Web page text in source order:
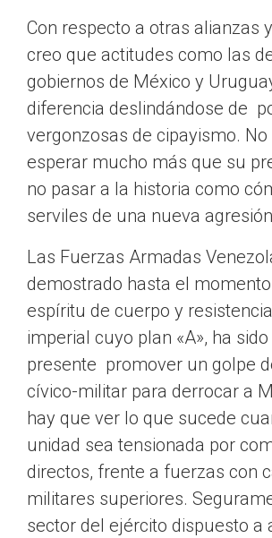
Con respecto a otras alianzas
creo que actitudes como las
gobiernos de México y
diferencia deslindándose de
vergonzosas de cipayismo.
esperar mucho más que su
no pasar a la historia como
serviles de una nueva
Las Fuerzas Armadas
demostrado hasta el
espíritu de cuerpo y
imperial cuyo plan «A», ha
presente promover un golpe
cívico-militar para derrocar a
hay que ver lo que sucede
unidad sea tensionada por
directos, frente a fuerzas con
militares superiores.
sector del ejército dispuesto a